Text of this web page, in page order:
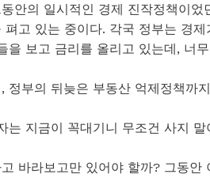
안의 일시적인 경제 진작정책이었
고 있는 중이다. 각국 정부는 경제
을 보고 금리를 올리고 있는데, 너무
정부의 뒤늦은 부동산 억제정책까지
는 지금이 꼭대기니 무조건 사지 말
바라보고만 있어야 할까? 그동안